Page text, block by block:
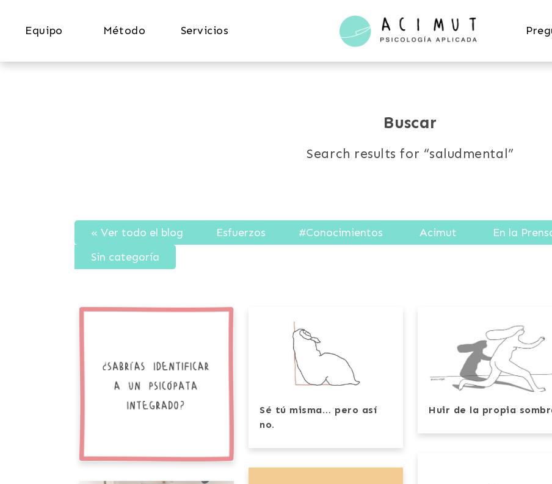
Acimut
Psicología
Equipo Método Servicios
Buscar
Search results for “saludmental”
« Ver todo el blog Esfuerzos #Conocimientos Acimut En la
Sin categoría
Sé tú misma… pero así
no.
Huir de la propia